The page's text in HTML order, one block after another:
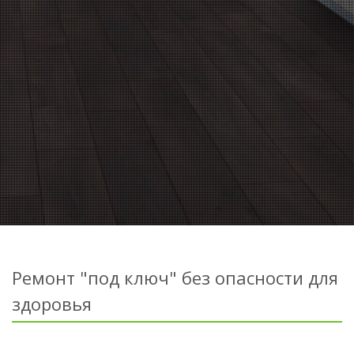
Ремонт "под ключ" без опасности для
здоровья